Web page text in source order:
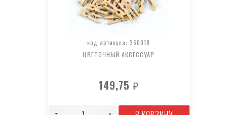
код артикула: 260018
ЦВЕТОЧНЫЙ АКСЕССУАР
149,75 ₽